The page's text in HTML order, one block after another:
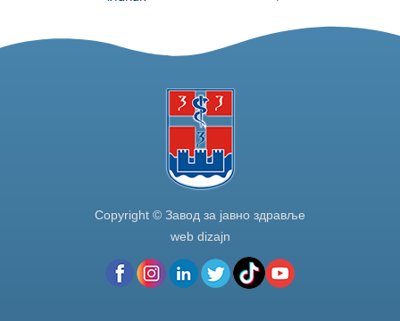
o
Copyright © Завод за јавно здравље
web dizajn